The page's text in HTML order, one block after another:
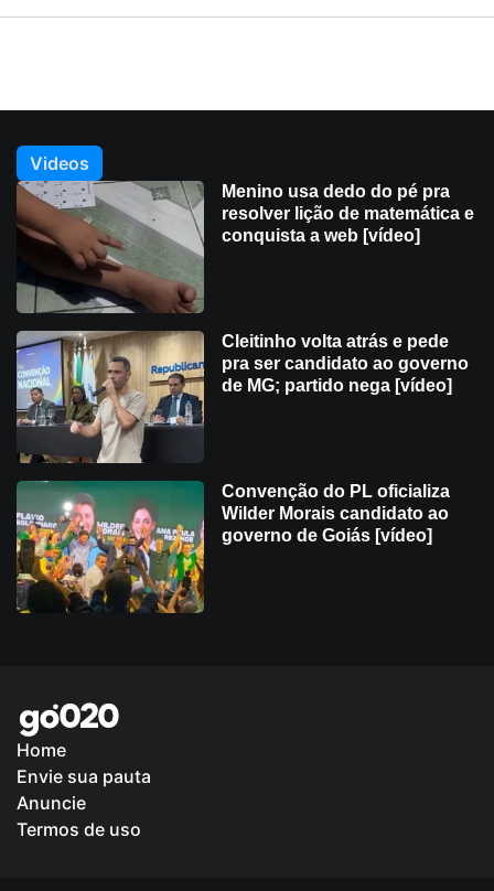
Videos
Menino usa dedo do pé pra
resolver lição de matemática e
conquista a web [vídeo]
Cleitinho volta atrás e pede
pra ser candidato ao governo
de MG; partido nega [vídeo]
Convenção do PL oficializa
Wilder Morais candidato ao
governo de Goiás [vídeo]
Home
Envie sua pauta
Anuncie
Termos de uso